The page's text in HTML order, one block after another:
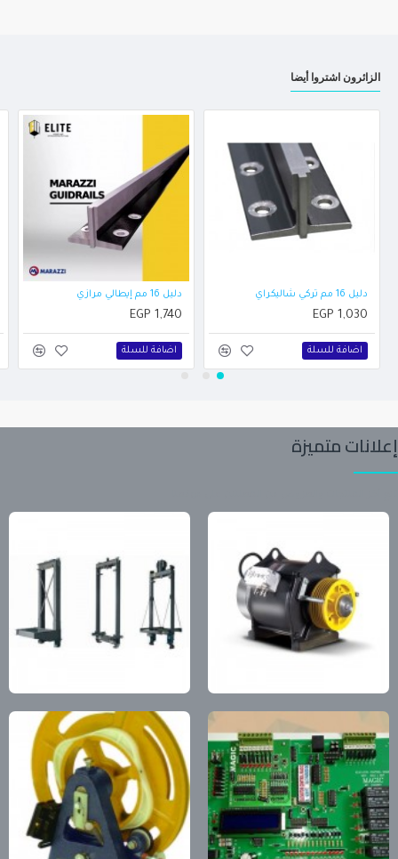
الزائرون اشتروا أيضا
دليل 16 مم تركي شاليكراي
EGP 1,030
اضافة للسلة
دليل 16 مم إيطالي مرازي
EGP 1,740
اضافة للسلة
إعلانات متميزة